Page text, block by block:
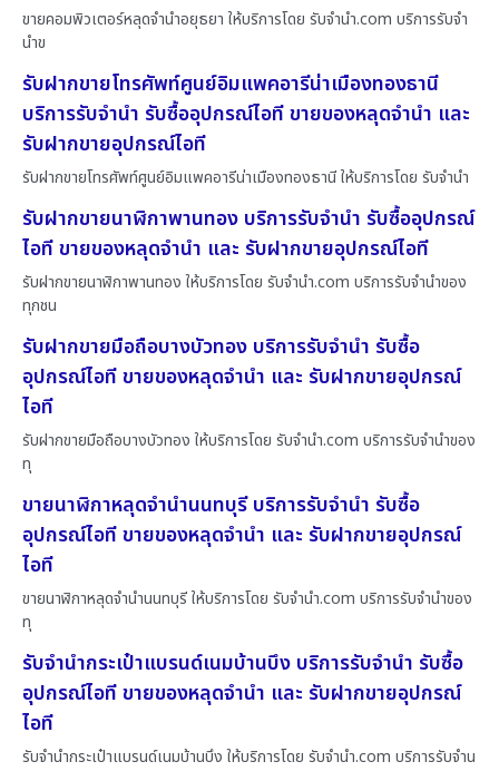
ขายคอมพิวเตอร์หลุดจำนำอยุธยา ให้บริการโดย รับจํานํา.com บริการรับจำ
นำข
รับฝากขายโทรศัพท์ศูนย์อิมแพคอารีน่าเมืองทองธานี
บริการรับจำนำ รับซื้ออุปกรณ์ไอที ขายของหลุดจำนำ และ
รับฝากขายอุปกรณ์ไอที
รับฝากขายโทรศัพท์ศูนย์อิมแพคอารีน่าเมืองทองธานี ให้บริการโดย รับจํานํา
รับฝากขายนาฬิกาพานทอง บริการรับจำนำ รับซื้ออุปกรณ์
ไอที ขายของหลุดจำนำ และ รับฝากขายอุปกรณ์ไอที
รับฝากขายนาฬิกาพานทอง ให้บริการโดย รับจํานํา.com บริการรับจำนำของ
ทุกชน
รับฝากขายมือถือบางบัวทอง บริการรับจำนำ รับซื้อ
อุปกรณ์ไอที ขายของหลุดจำนำ และ รับฝากขายอุปกรณ์
ไอที
รับฝากขายมือถือบางบัวทอง ให้บริการโดย รับจํานํา.com บริการรับจำนำของ
ทุ
ขายนาฬิกาหลุดจำนำนนทบุรี บริการรับจำนำ รับซื้อ
อุปกรณ์ไอที ขายของหลุดจำนำ และ รับฝากขายอุปกรณ์
ไอที
ขายนาฬิกาหลุดจำนำนนทบุรี ให้บริการโดย รับจํานํา.com บริการรับจำนำของ
ทุ
รับจำนำกระเป๋าแบรนด์เนมบ้านบึง บริการรับจำนำ รับซื้อ
อุปกรณ์ไอที ขายของหลุดจำนำ และ รับฝากขายอุปกรณ์
ไอที
รับจำนำกระเป๋าแบรนด์เนมบ้านบึง ให้บริการโดย รับจํานํา.com บริการรับจำน